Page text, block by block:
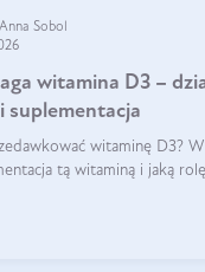
Sobol
witamina D3 –
suplementacja
witaminę D3?
tą witaminą i jaką